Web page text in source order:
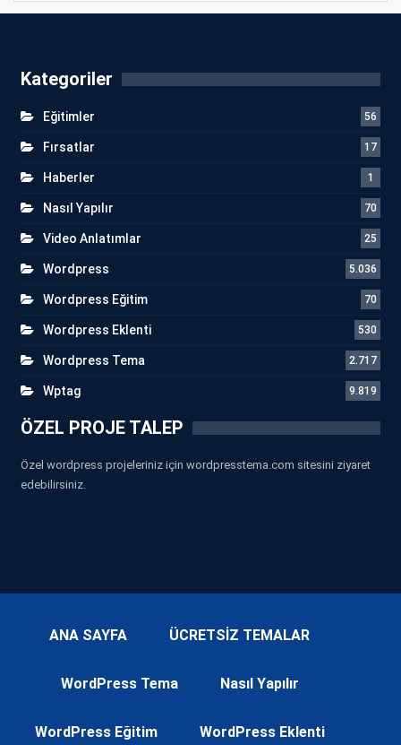
Kategoriler
Eğitimler 56
Fırsatlar 17
Haberler 1
Nasıl Yapılır 70
Video Anlatımlar 25
Wordpress 5.036
Wordpress Eğitim 70
Wordpress Eklenti 530
Wordpress Tema 2.717
Wptag 9.819
ÖZEL PROJE TALEP
Özel wordpress projeleriniz için wordpresstema.com sitesini ziyaret
edebilirsiniz.
ANA SAYFA ÜCRETSİZ TEMALAR
WordPress Tema Nasıl Yapılır
WordPress Eğitim WordPress Eklenti